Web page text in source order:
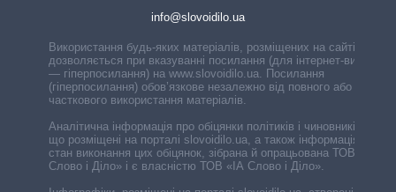
info@slovoidilo.ua
Використання будь-яких матеріалів, розміщених на сайті,
дозволяється при вказуванні посилання (для інтернет-видань
— гіперпосилання) на www.slovoidilo.ua. Посилання
(гіперпосилання) обов’язкове незалежно від повного або
часткового використання матеріалів.
Аналітична інформація про обіцянки політиків і чиновників,
що розміщені на порталі slovoidilo.ua, а також інформація про
стан виконання цих обіцянок, зібрана й опрацьована ТОВ «ІА
Слово і Діло» і є власністю ТОВ «ІА Слово і Діло».